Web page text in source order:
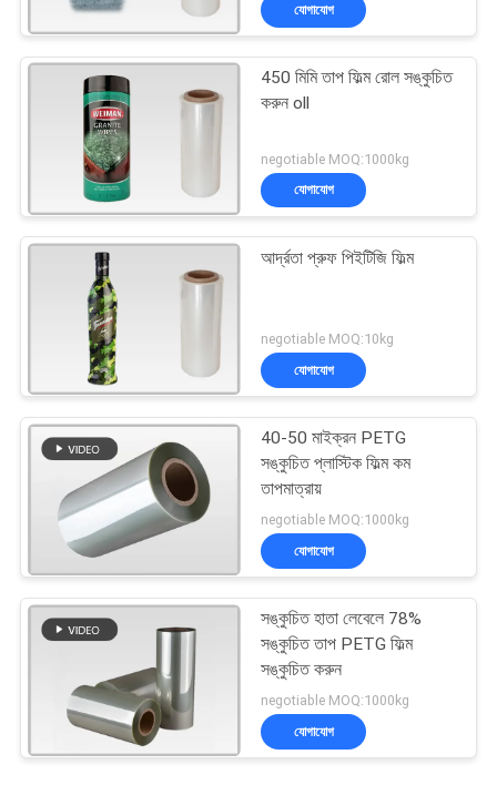
যোগাযোগ
450 মিমি তাপ ফিল্ম রোল সঙ্কুচিত
করুন oll
negotiable MOQ:1000kg
যোগাযোগ
আর্দ্রতা প্রুফ পিইটিজি ফিল্ম
negotiable MOQ:10kg
যোগাযোগ
40-50 মাইক্রন PETG
সঙ্কুচিত প্লাস্টিক ফিল্ম কম
তাপমাত্রায়
negotiable MOQ:1000kg
যোগাযোগ
সঙ্কুচিত হাতা লেবেলে 78%
সঙ্কুচিত তাপ PETG ফিল্ম
সঙ্কুচিত করুন
negotiable MOQ:1000kg
যোগাযোগ